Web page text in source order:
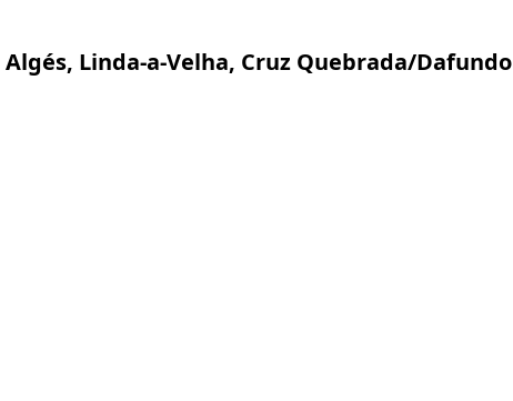
Algés, Linda-a-Velha, Cruz Quebrada/Dafundo